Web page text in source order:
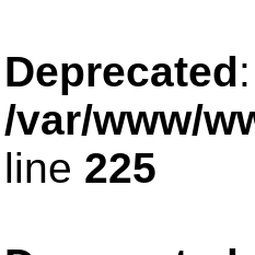
Deprecated
/var/www/
line 225